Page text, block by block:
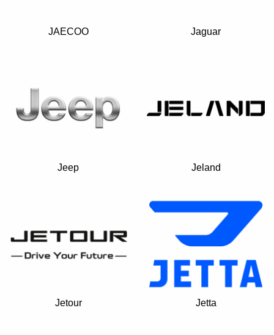
JAECOO Jaguar
Jeep Jeland
Jetour Jetta